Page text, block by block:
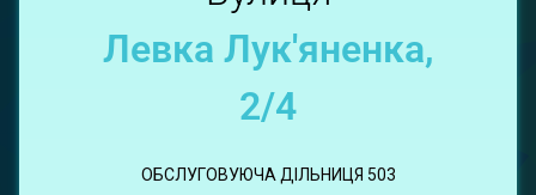
Левка Лук'яненка,
2/4
ОБСЛУГОВУЮЧА ДІЛЬНИЦЯ 503